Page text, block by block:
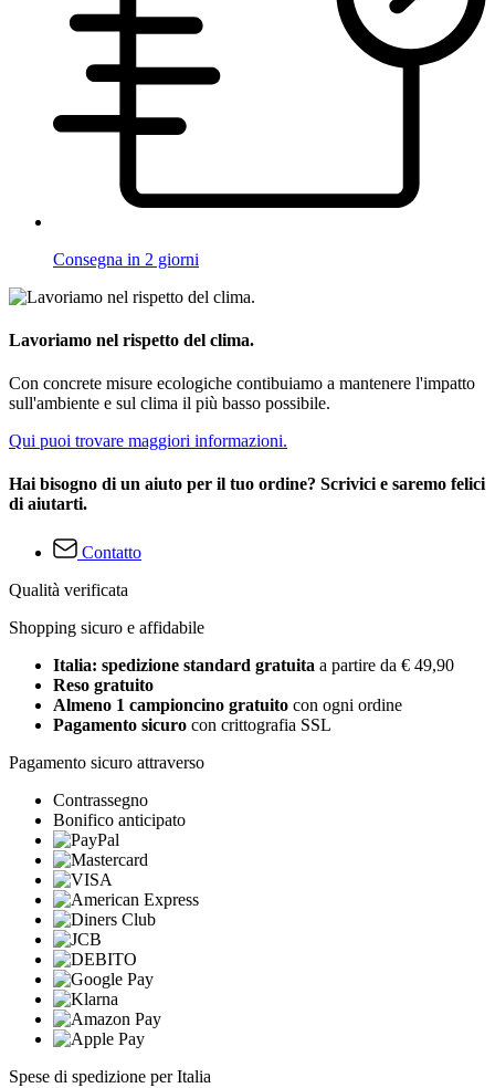
Consegna in 2 giorni
Lavoriamo nel rispetto del clima.
Con concrete misure ecologiche contibuiamo a mantenere l'impatto
sull'ambiente e sul clima il più basso possibile.
Qui puoi trovare maggiori informazioni.
Hai bisogno di un aiuto per il tuo ordine? Scrivici e saremo felici
di aiutarti.
Contatto
Qualità verificata
Shopping sicuro e affidabile
Italia: spedizione standard gratuita a partire da € 49,90
Reso gratuito
Almeno 1 campioncino gratuito con ogni ordine
Pagamento sicuro con crittografia SSL
Pagamento sicuro attraverso
Contrassegno
Bonifico anticipato
Spese di spedizione per Italia